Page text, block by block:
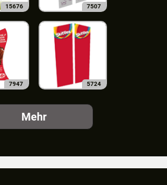
15676 7507
7947 5724
Mehr